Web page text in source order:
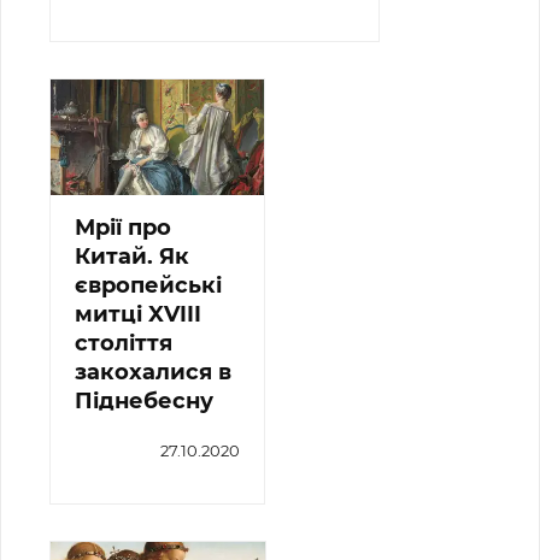
Мрії про
Китай. Як
європейські
митці XVIII
століття
закохалися в
Піднебесну
27.10.2020